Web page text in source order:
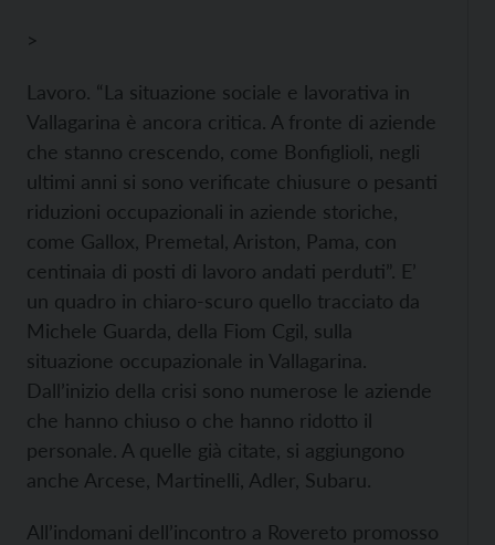
>
Lavoro. “La situazione sociale e lavorativa in
Vallagarina è ancora critica. A fronte di aziende
che stanno crescendo, come Bonfiglioli, negli
ultimi anni si sono verificate chiusure o pesanti
riduzioni occupazionali in aziende storiche,
come Gallox, Premetal, Ariston, Pama, con
centinaia di posti di lavoro andati perduti”. E’
un quadro in chiaro-scuro quello tracciato da
Michele Guarda, della Fiom Cgil, sulla
situazione occupazionale in Vallagarina.
Dall’inizio della crisi sono numerose le aziende
che hanno chiuso o che hanno ridotto il
personale. A quelle già citate, si aggiungono
anche Arcese, Martinelli, Adler, Subaru.
All’indomani dell’incontro a Rovereto promosso